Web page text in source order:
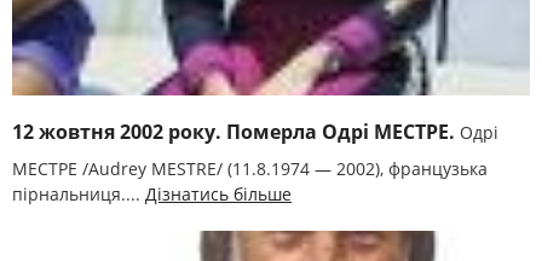
12 жовтня 2002 року. Померла Одрі МЕСТРЕ. Одрі
МЕСТРЕ /Audrey MESTRE/ (11.8.1974 — 2002), французька
пірнальниця.... Дізнатись більше